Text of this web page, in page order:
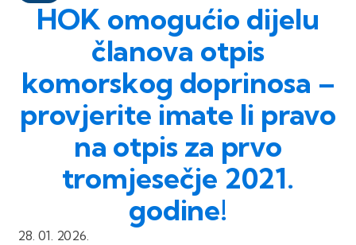
HOK omogućio dijelu
članova otpis
komorskog doprinosa –
provjerite imate li pravo
na otpis za prvo
tromjesečje 2021.
godine!
28. 01. 2026.